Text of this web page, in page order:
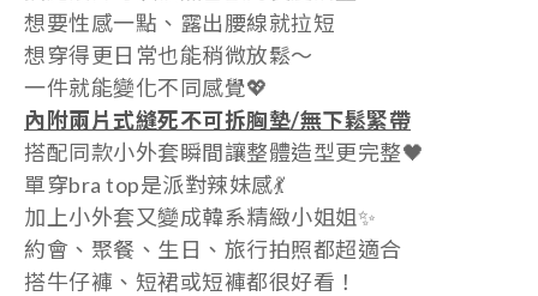
想要性感一點、露出腰線就拉短
想穿得更日常也能稍微放鬆～
一件就能變化不同感覺💖
內附兩片式縫死不可拆胸墊/無下鬆緊帶
搭配同款小外套瞬間讓整體造型更完整🖤
單穿bra top是派對辣妹感💃
加上小外套又變成韓系精緻小姐姐✨
約會、聚餐、生日、旅行拍照都超適合
搭牛仔褲、短裙或短褲都很好看！